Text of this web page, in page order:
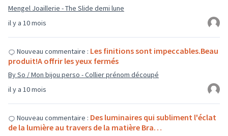
il y a 10 mois
Mengel Joaillerie - The Slide demi lune
il y a 10 mois
Nouveau commentaire : Les finitions sont impeccables.Beau
produit!A offrir les yeux fermés
By So / Mon bijou perso - Collier prénom découpé
Nouveau commentaire : Des luminaires qui subliment l'éclat
de la lumière au travers de la matière Bra…